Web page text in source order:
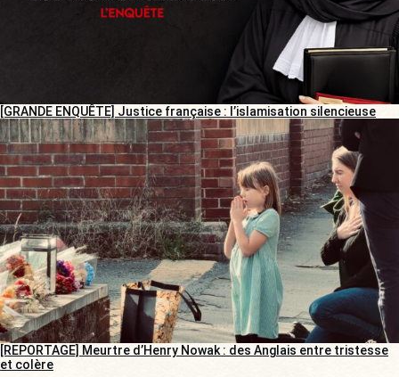
[GRANDE ENQUÊTE] Justice française : l’islamisation silencieuse
[REPORTAGE] Meurtre d’Henry Nowak : des Anglais entre tristesse
et colère